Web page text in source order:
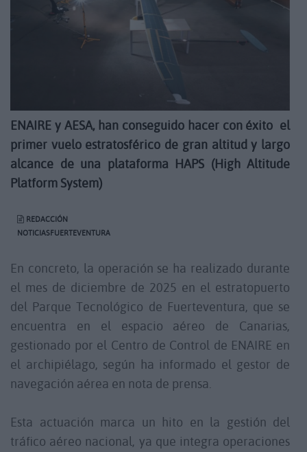
ENAIRE y AESA, han conseguido hacer con éxito el
primer vuelo estratosférico de gran altitud y largo
alcance de una plataforma HAPS (High Altitude
Platform System)
REDACCIÓN
NOTICIASFUERTEVENTURA
En concreto, la operación se ha realizado durante
el mes de diciembre de 2025 en el estratopuerto
del Parque Tecnológico de Fuerteventura, que se
encuentra en el espacio aéreo de Canarias,
gestionado por el Centro de Control de ENAIRE en
el archipiélago, según ha informado el gestor de
navegación aérea en nota de prensa.
Esta actuación marca un hito en la gestión del
tráfico aéreo nacional, ya que integra operaciones